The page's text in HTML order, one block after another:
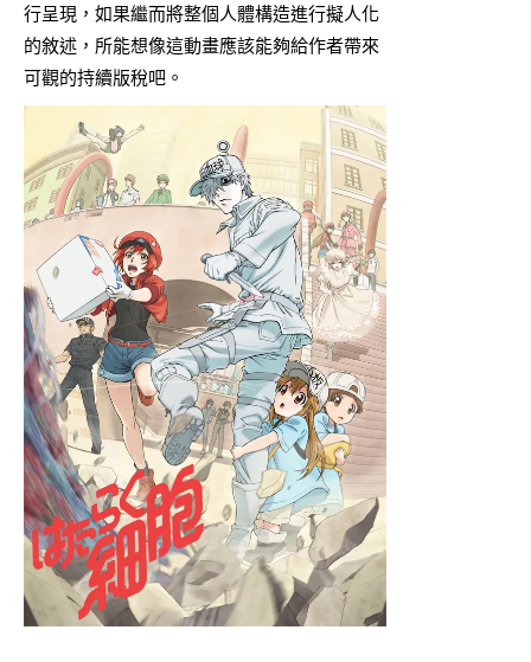
行呈現，如果繼而將整個人體構造進行擬人化
的敘述，所能想像這動畫應該能夠給作者帶來
可觀的持續版稅吧。